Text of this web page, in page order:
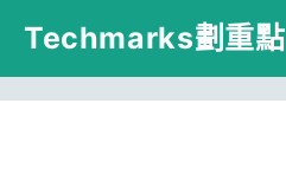
跳
主
Techmarks劃重點